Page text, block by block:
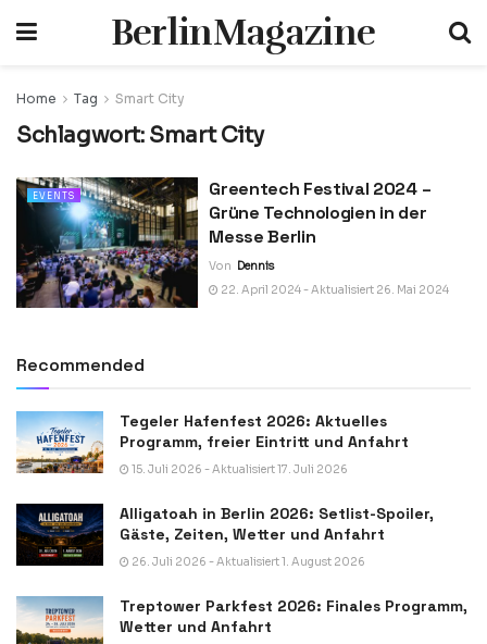
BerlinMagazine
Home Tag Smart City
Schlagwort: Smart City
EVENTS
Greentech Festival 2024 –
Grüne Technologien in der
Messe Berlin
Von Dennis
22. April 2024 - Aktualisiert 26. Mai 2024
Recommended
Tegeler Hafenfest 2026: Aktuelles
Programm, freier Eintritt und Anfahrt
15. Juli 2026 - Aktualisiert 17. Juli 2026
Alligatoah in Berlin 2026: Setlist-Spoiler,
Gäste, Zeiten, Wetter und Anfahrt
26. Juli 2026 - Aktualisiert 1. August 2026
Treptower Parkfest 2026: Finales Programm,
Wetter und Anfahrt